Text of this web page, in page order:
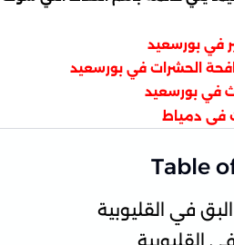
في بورسعيد
الحشرات في بورسعيد
في بورسعيد
فى دمياط
Table
في القليوبية